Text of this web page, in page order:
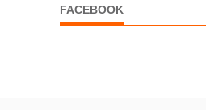
FACEBOOK